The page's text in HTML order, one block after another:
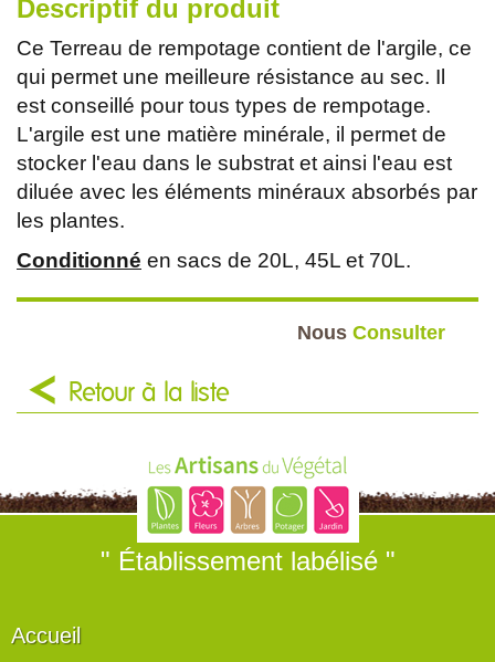
Descriptif du produit
Ce Terreau de rempotage contient de l'argile, ce
qui permet une meilleure résistance au sec. Il
est conseillé pour tous types de rempotage.
L'argile est une matière minérale, il permet de
stocker l'eau dans le substrat et ainsi l'eau est
diluée avec les éléments minéraux absorbés par
les plantes.
Conditionné en sacs de 20L, 45L et 70L.
Nous Consulter
Retour à la liste
" Établissement labélisé "
Accueil